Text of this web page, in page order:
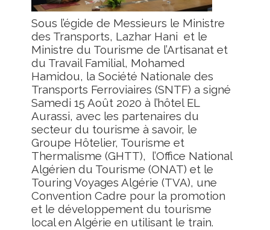
Sous l’égide de Messieurs le Ministre
des Transports, Lazhar Hani et le
Ministre du Tourisme de l’Artisanat et
du Travail Familial, Mohamed
Hamidou, la Société Nationale des
Transports Ferroviaires (SNTF) a signé
Samedi 15 Août 2020 à l’hôtel EL
Aurassi, avec les partenaires du
secteur du tourisme à savoir, le
Groupe Hôtelier, Tourisme et
Thermalisme (GHTT), l’Office National
Algérien du Tourisme (ONAT) et le
Touring Voyages Algérie (TVA), une
Convention Cadre pour la promotion
et le développement du tourisme
local en Algérie en utilisant le train.